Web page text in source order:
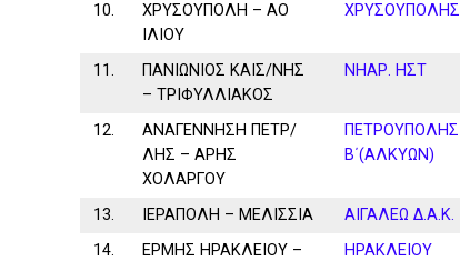
10.
ΧΡΥΣΟΥΠΟΛΗ – ΑΟ
ΙΛΙΟΥ
ΧΡΥΣΟΥΠΟΛΗΣ
11.
ΠΑΝΙΩΝΙΟΣ ΚΑΙΣ/ΝΗΣ
– ΤΡΙΦΥΛΛΙΑΚΟΣ
ΝΗΑΡ. ΗΣΤ
12.
ΑΝΑΓΕΝΝΗΣΗ ΠΕΤΡ/
ΛΗΣ – ΑΡΗΣ
ΧΟΛΑΡΓΟΥ
ΠΕΤΡΟΥΠΟΛΗΣ
Β΄(ΑΛΚΥΩΝ)
13. ΙΕΡΑΠΟΛΗ – ΜΕΛΙΣΣΙΑ ΑΙΓΑΛΕΩ Δ.Α.Κ.
14.
ΕΡΜΗΣ ΗΡΑΚΛΕΙΟΥ –
ΗΡΑΚΛΕΙΟΥ